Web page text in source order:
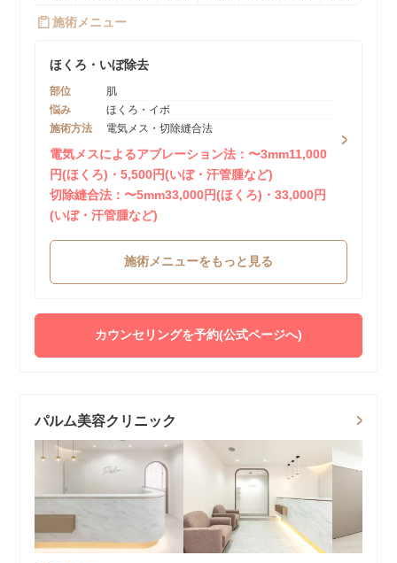
施術メニュー
ほくろ・いぼ除去
部位
肌
悩み
ほくろ・イボ
施術方法
電気メス・切除縫合法
電気メスによるアブレーション法：〜3mm11,000
円(ほくろ)・5,500円(いぼ・汗管腫など)
切除縫合法：〜5mm33,000円(ほくろ)・33,000円
(いぼ・汗管腫など)
施術メニューをもっと見る
カウンセリングを予約(公式ページへ)
パルム美容クリニック